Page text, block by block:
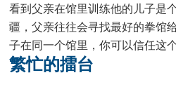
看到父亲在馆里训练他的儿子是
疆，父亲往往会寻找最好的拳馆
子在同一个馆里，你可以信任这个
繁忙的擂台